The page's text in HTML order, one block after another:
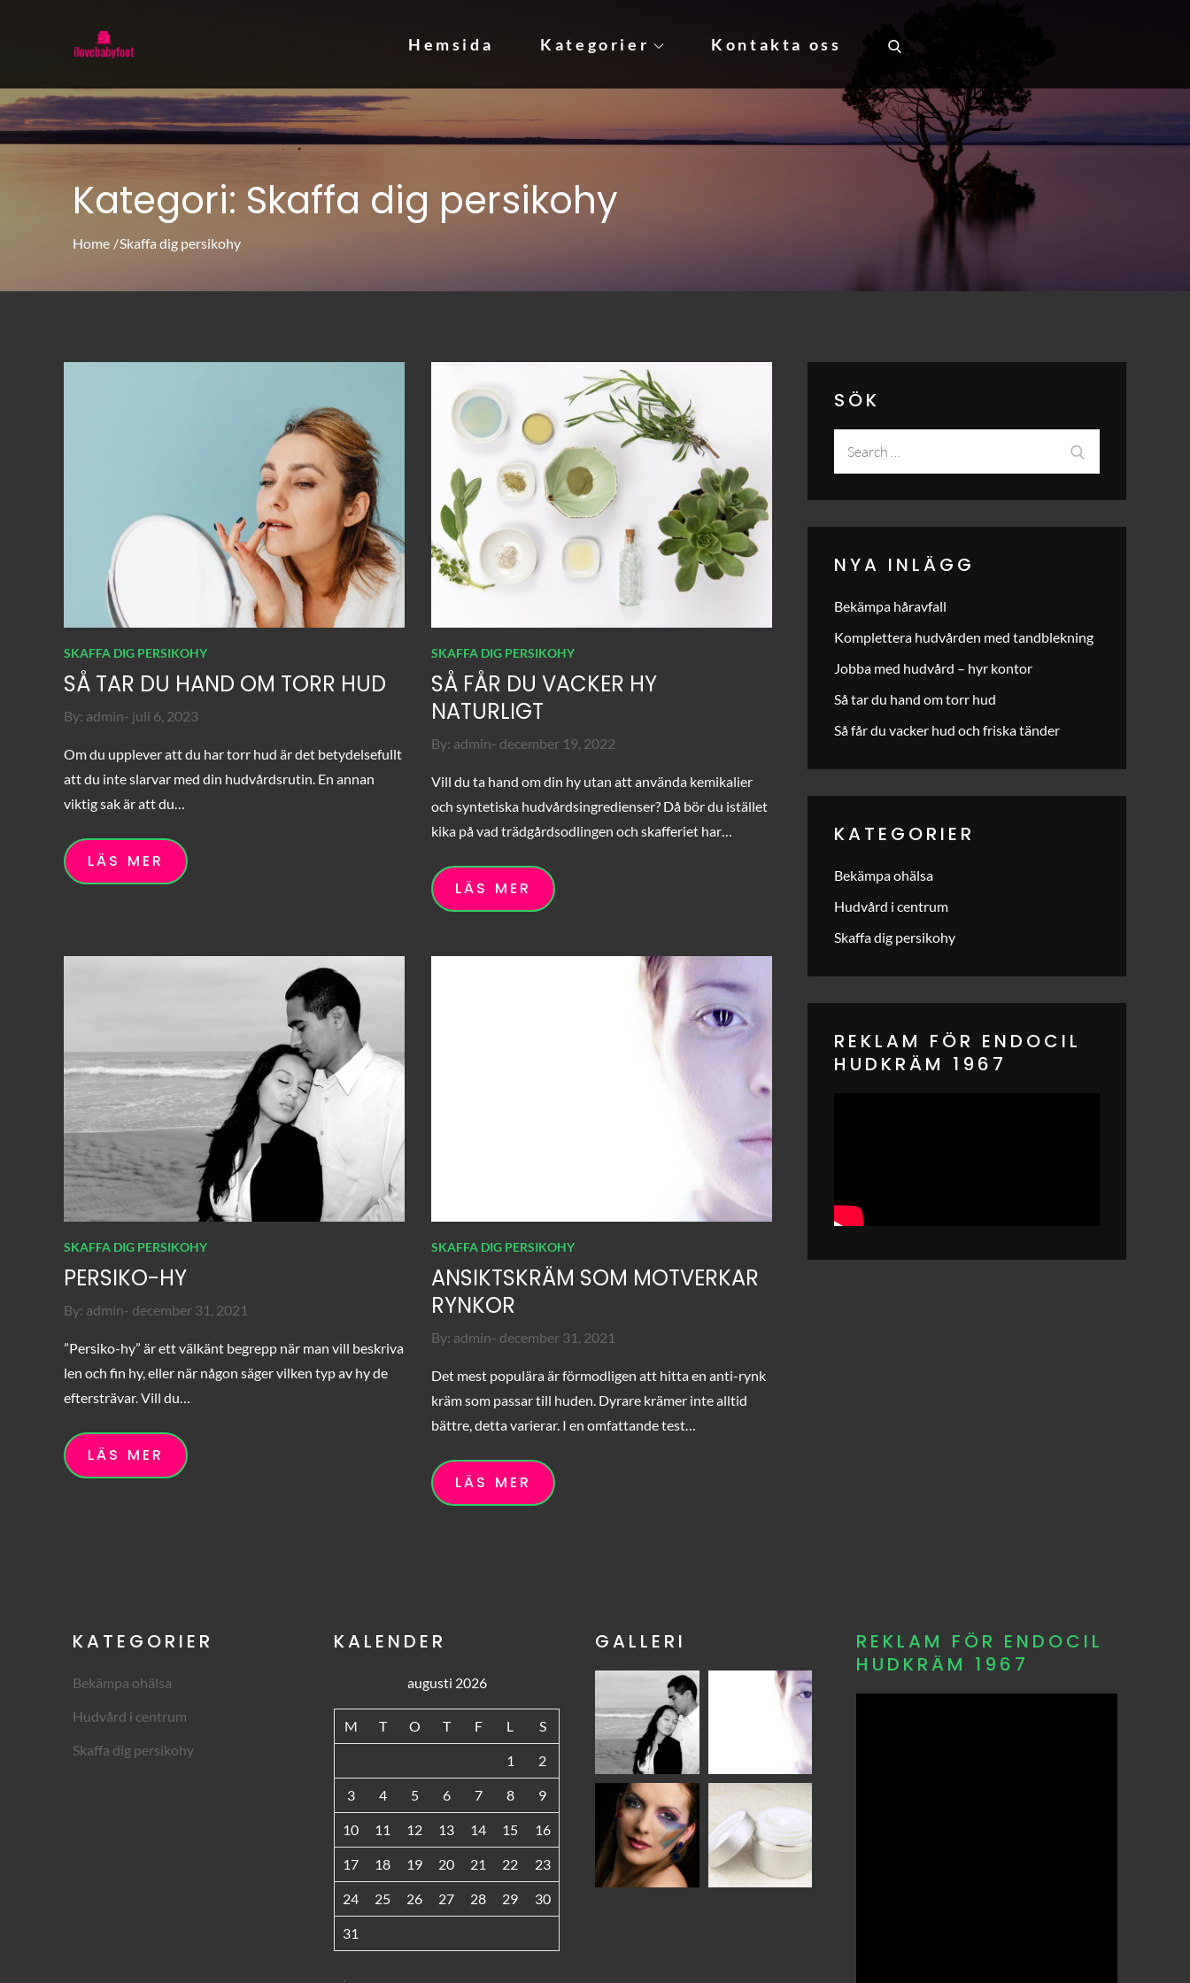
Allt du behöver veta för att hitta rätt hudkräm!
Hemsida Kategorier Kontakta oss
Kategori: Skaffa dig persikohy
Home Skaffa dig persikohy
SKAFFA DIG PERSIKOHY
SÅ TAR DU HAND OM TORR HUD
By: admin Posted
juli 6, 2023
Om du upplever att du har torr hud är det betydelsefullt
att du inte slarvar med din hudvårdsrutin. En annan
viktig sak är att du…
LÄS MER
SKAFFA DIG PERSIKOHY
SÅ FÅR DU VACKER HY
NATURLIGT
By: admin Posted
december 19, 2022
Vill du ta hand om din hy utan att använda kemikalier
och syntetiska hudvårdsingredienser? Då bör du istället
kika på vad trädgårdsodlingen och skafferiet har…
LÄS MER
SKAFFA DIG PERSIKOHY
PERSIKO-HY
By: admin Posted
december 31, 2021
”Persiko-hy” är ett välkänt begrepp när man vill beskriva
len och fin hy, eller när någon säger vilken typ av hy de
eftersträvar. Vill du…
LÄS MER
SKAFFA DIG PERSIKOHY
ANSIKTSKRÄM SOM MOTVERKAR
RYNKOR
By: admin Posted
december 31, 2021
Det mest populära är förmodligen att hitta en anti-rynk
kräm som passar till huden. Dyrare krämer inte alltid
bättre, detta varierar. I en omfattande test…
LÄS MER
SÖK
NYA INLÄGG
Bekämpa håravfall
Komplettera hudvården med tandblekning
Jobba med hudvård – hyr kontor
Så tar du hand om torr hud
Så får du vacker hud och friska tänder
KATEGORIER
Bekämpa ohälsa
Hudvård i centrum
Skaffa dig persikohy
REKLAM FÖR ENDOCIL
HUDKRÄM 1967
KATEGORIER
Bekämpa ohälsa
Hudvård i centrum
Skaffa dig persikohy
KALENDER
augusti 2026
M T O T F L S
1 2
3 4 5 6 7 8 9
10 11 12 13 14 15 16
17 18 19 20 21 22 23
24 25 26 27 28 29 30
31
GALLERI
REKLAM FÖR ENDOCIL
HUDKRÄM 1967